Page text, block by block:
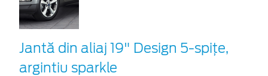
Jantă din aliaj 19" Design 5-spiţe,
argintiu sparkle